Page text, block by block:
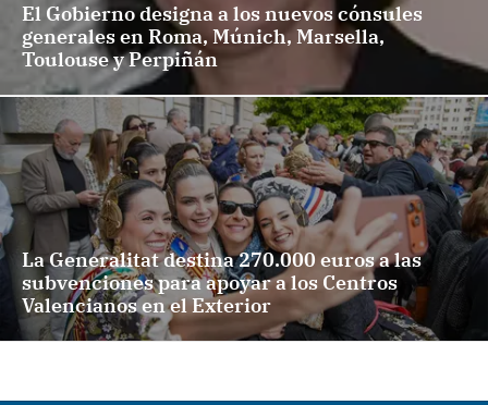
El Gobierno designa a los nuevos cónsules
generales en Roma, Múnich, Marsella,
Toulouse y Perpiñán
La Generalitat destina 270.000 euros a las
subvenciones para apoyar a los Centros
Valencianos en el Exterior